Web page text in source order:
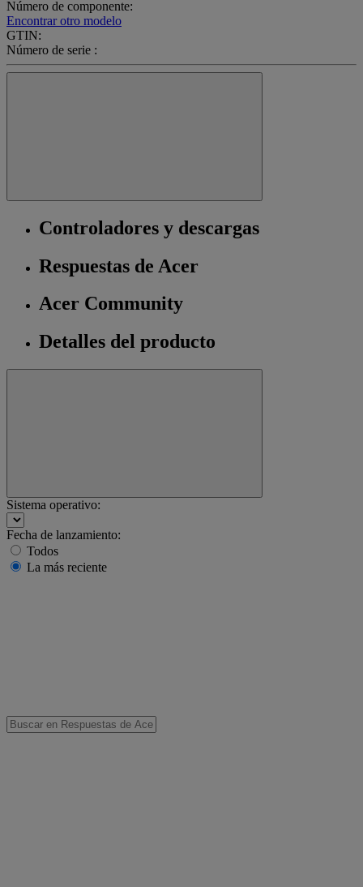
Número de componente:
Encontrar otro modelo
GTIN:
Número de serie :
Controladores y descargas
Respuestas de Acer
Acer Community
Detalles del producto
Sistema operativo:
Fecha de lanzamiento:
Todos
La más reciente